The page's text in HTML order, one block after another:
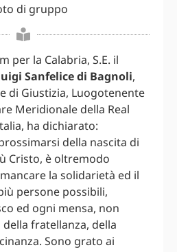
per la Calabria, S.E. il
Sanfelice di Bagnoli,
di Giustizia, Luogotenente
Meridionale della Real
ha dichiarato:
della nascita di
Cristo, è oltremodo
la solidarietà ed il
persone possibili,
ed ogni mensa, non
fratellanza, della
Sono grato ai